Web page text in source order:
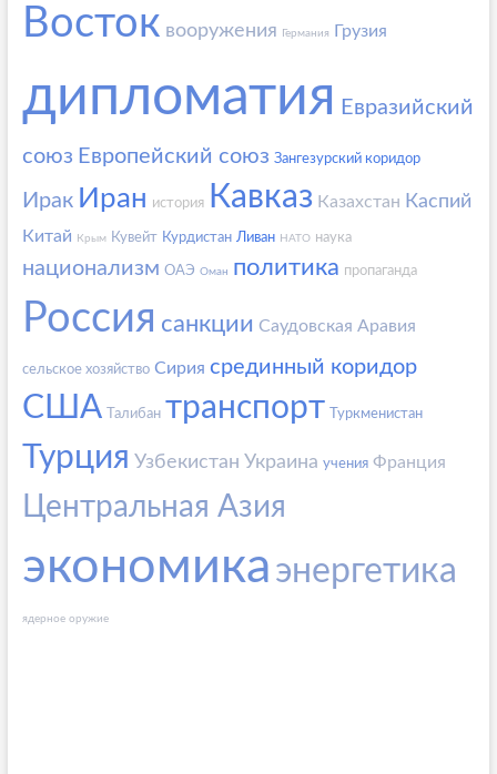
Восток вооружения Германия Грузия
дипломатия Евразийский
союз Европейский союз Зангезурский коридор
Ирак Иран история Кавказ Казахстан Каспий
Китай Крым Кувейт Курдистан Ливан НАТО наука
национализм ОАЭ Оман политика пропаганда
Россия санкции Саудовская Аравия
сельское хозяйство Сирия срединный коридор
США Талибан транспорт Туркменистан
Турция Узбекистан Украина учения Франция
Центральная Азия
экономика энергетика
ядерное оружие